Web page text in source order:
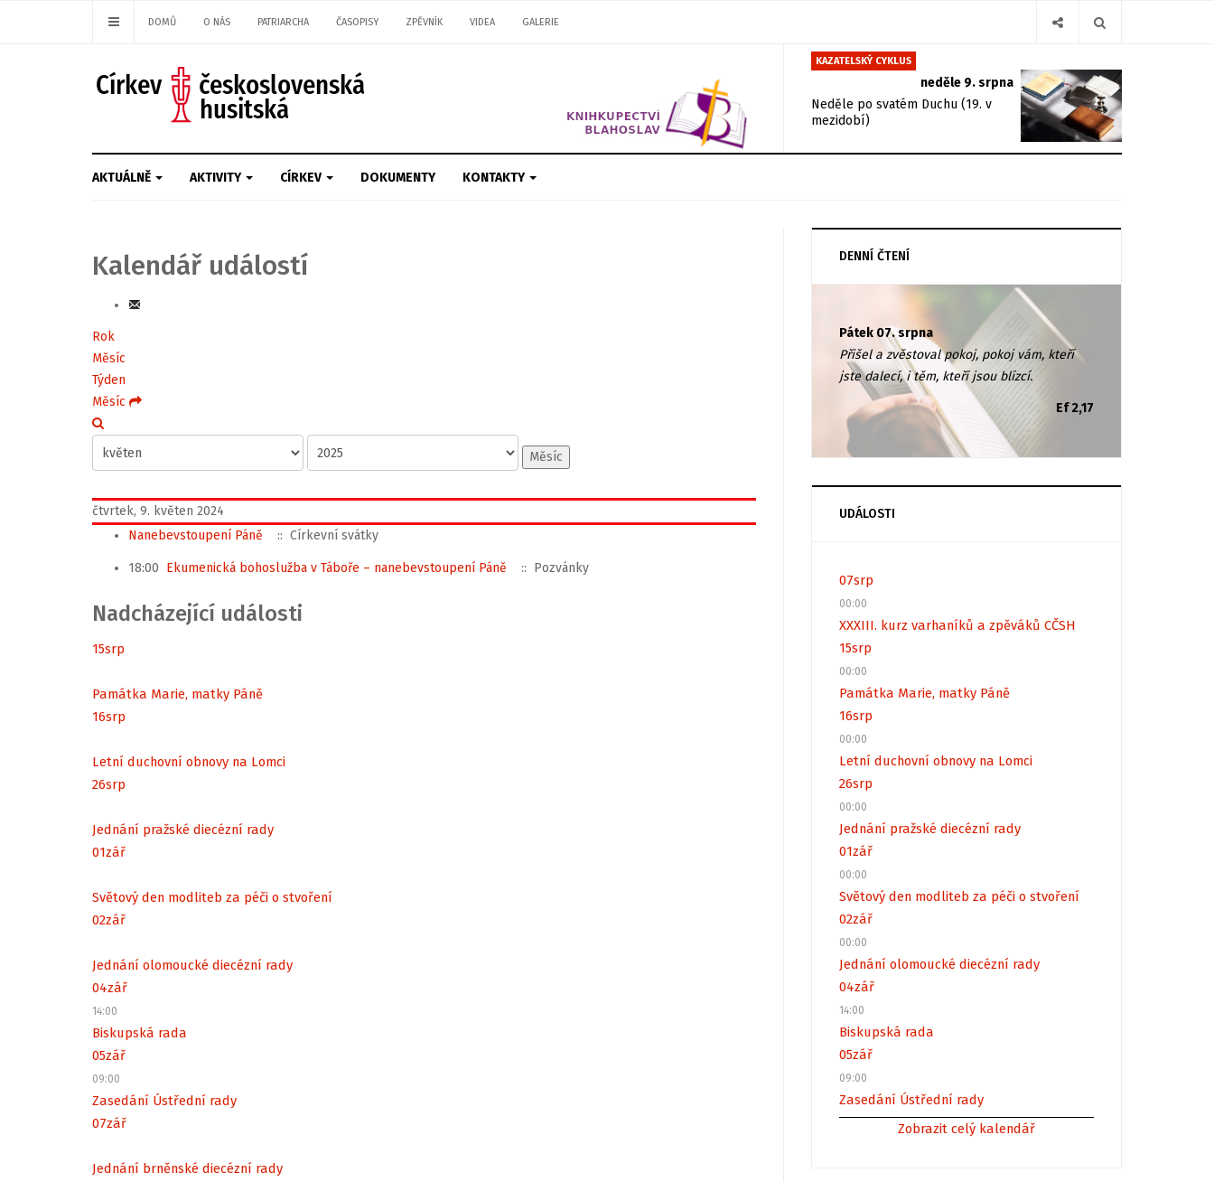
DOMŮ O NÁS PATRIARCHA ČASOPISY ZPĚVNÍK VIDEA GALERIE
KAZATELSKÝ CYKLUS
neděle 9. srpna
Neděle po svatém Duchu (19. v
mezidobí)
AKTUÁLNĚ AKTIVITY CÍRKEV DOKUMENTY KONTAKTY
Kalendář událostí
Rok
Měsíc
Týden
Měsíc
Měsíc
čtvrtek, 9. květen 2024
Nanebevstoupení Páně
:: Církevní svátky
18:00 Ekumenická bohoslužba v Táboře – nanebevstoupení Páně :: Pozvánky
Nadcházející události
15srp
Památka Marie, matky Páně
16srp
Letní duchovní obnovy na Lomci
26srp
Jednání pražské diecézní rady
01zář
Světový den modliteb za péči o stvoření
02zář
Jednání olomoucké diecézní rady
04zář
14:00
Biskupská rada
05zář
09:00
Zasedání Ústřední rady
07zář
Jednání brněnské diecézní rady
DENNÍ ČTENÍ
Pátek 07. srpna
Přišel a zvěstoval pokoj, pokoj vám, kteří
jste dalecí, i těm, kteří jsou blízcí.
Ef 2,17
UDÁLOSTI
07srp
00:00
XXXIII. kurz varhaníků a zpěváků CČSH
15srp
00:00
Památka Marie, matky Páně
16srp
00:00
Letní duchovní obnovy na Lomci
26srp
00:00
Jednání pražské diecézní rady
01zář
00:00
Světový den modliteb za péči o stvoření
02zář
00:00
Jednání olomoucké diecézní rady
04zář
14:00
Biskupská rada
05zář
09:00
Zasedání Ústřední rady
Zobrazit celý kalendář